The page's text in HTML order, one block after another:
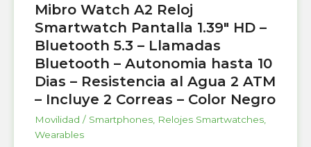
Mibro Watch A2 Reloj
Smartwatch Pantalla 1.39″ HD –
Bluetooth 5.3 – Llamadas
Bluetooth – Autonomia hasta 10
Dias – Resistencia al Agua 2 ATM
– Incluye 2 Correas – Color Negro
Movilidad / Smartphones Relojes Smartwatches
Wearables